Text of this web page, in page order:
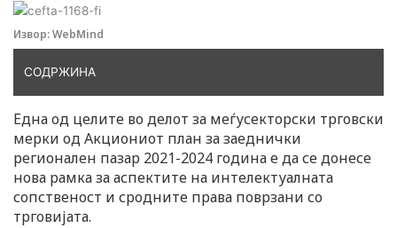
Извор: WebMind
СОДРЖИНА
Една од целите во делот за меѓусекторски трговски
мерки од Акциониот план за заеднички
регионален пазар 2021-2024 година е да се донесе
нова рамка за аспектите на интелектуалната
сопственост и сродните права поврзани со
трговијата.